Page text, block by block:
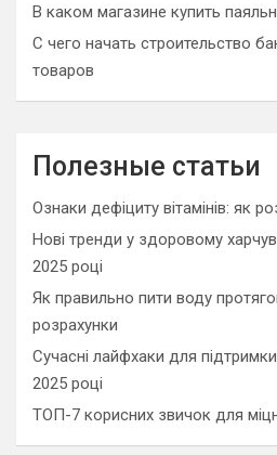
В каком магазине купить
С чего начать строительство
товаров
Полезные статьи
Ознаки дефіциту вітамінів: як
Нові тренди у здоровому
2025 році
Як правильно пити воду
розрахунки
Сучасні лайфхаки для
2025 році
ТОП-7 корисних звичок для